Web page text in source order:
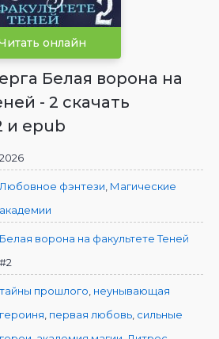
онлайн
Белая ворона на
- 2 скачать
и epub
2026
Любовное фэнтези Магические
академии
Белая ворона на факультете Теней
#2
тайны прошлого неунывающая
героиня первая любовь сильные